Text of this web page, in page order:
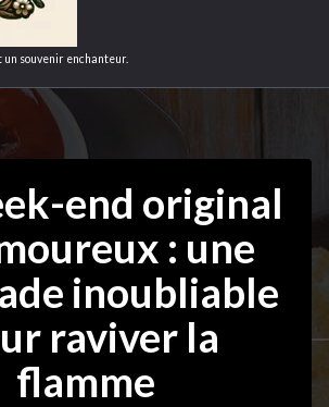
un souvenir enchanteur.
end original
: une
inoubliable
raviver la
flamme